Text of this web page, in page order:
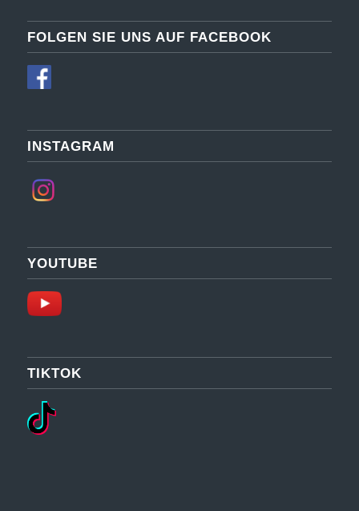
FOLGEN SIE UNS AUF FACEBOOK
INSTAGRAM
YOUTUBE
TIKTOK